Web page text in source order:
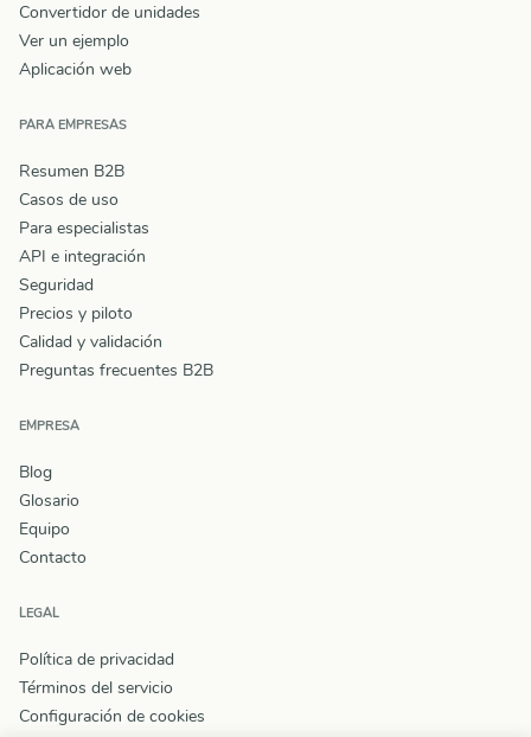
Convertidor de unidades
Ver un ejemplo
Aplicación web
PARA EMPRESAS
Resumen B2B
Casos de uso
Para especialistas
API e integración
Seguridad
Precios y piloto
Calidad y validación
Preguntas frecuentes B2B
EMPRESA
Blog
Glosario
Equipo
Contacto
LEGAL
Política de privacidad
Términos del servicio
Configuración de cookies